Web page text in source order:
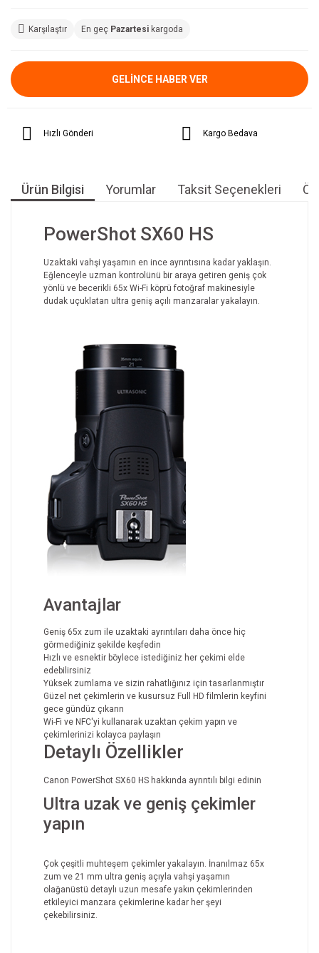
Karşılaştır En geç Pazartesi kargoda
GELİNCE HABER VER
Hızlı Gönderi Kargo Bedava
Ürün Bilgisi Yorumlar Taksit Seçenekleri
PowerShot SX60 HS
Uzaktaki vahşi yaşamın en ince ayrıntısına kadar yaklaşın.
Eğlenceyle uzman kontrolünü bir araya getiren geniş çok
yönlü ve becerikli 65x Wi-Fi köprü fotoğraf makinesiyle
dudak uçuklatan ultra geniş açılı manzaralar yakalayın.
Avantajlar
Geniş 65x zum ile uzaktaki ayrıntıları daha önce hiç
görmediğiniz şekilde keşfedin
Hızlı ve esnektir böylece istediğiniz her çekimi elde
edebilirsiniz
Yüksek zumlama ve sizin rahatlığınız için tasarlanmıştır
Güzel net çekimlerin ve kusursuz Full HD filmlerin keyfini
gece gündüz çıkarın
Wi-Fi ve NFC'yi kullanarak uzaktan çekim yapın ve
çekimlerinizi kolayca paylaşın
Detaylı Özellikler
Canon PowerShot SX60 HS hakkında ayrıntılı bilgi edinin
Ultra uzak ve geniş çekimler
yapın
Çok çeşitli muhteşem çekimler yakalayın. İnanılmaz 65x
zum ve 21 mm ultra geniş açıyla vahşi yaşamın
olağanüstü detaylı uzun mesafe yakın çekimlerinden
etkileyici manzara çekimlerine kadar her şeyi
çekebilirsiniz.